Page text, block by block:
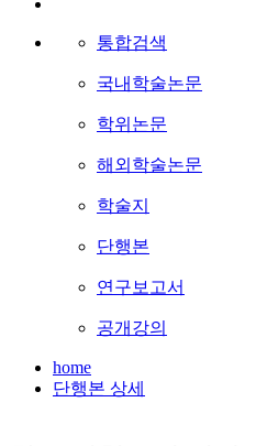
통합검색
국내학술논문
학위논문
해외학술논문
학술지
단행본
연구보고서
공개강의
home
단행본 상세